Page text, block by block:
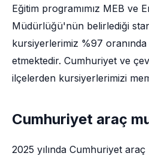
Eğitim programımız MEB ve
Müdürlüğü'nün belirlediği
kursiyerlerimiz %97 oranında
etmektedir. Cumhuriyet ve
ilçelerden kursiyerlerimizi
Cumhuriyet araç
2025 yılında Cumhuriyet